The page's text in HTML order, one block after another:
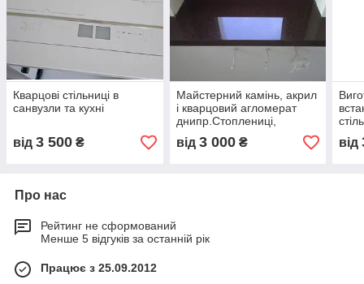
Кварцові стільниці в
санвузли та кухні
від 3 500 ₴
Майстерний камінь, акрил
і кварцовий агломерат
днипр.Стоплениці,
підвіконня та інші вироби!
від 3 000₴ від
Про нас
Рейтинг не сформований
Менше 5 відгуків за останній рік
Працює з 25.09.2012